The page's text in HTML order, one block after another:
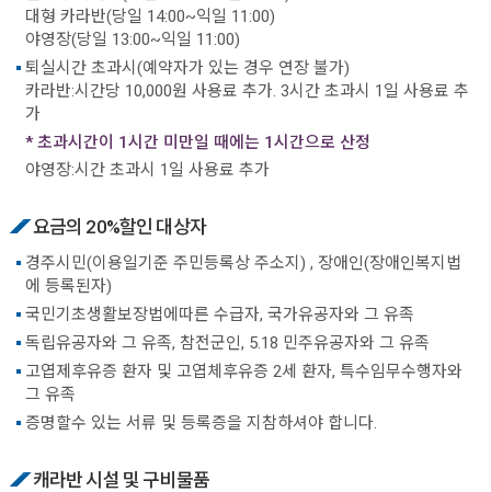
대형 카라반(당일 14:00~익일 11:00)
야영장(당일 13:00~익일 11:00)
퇴실시간 초과시(예약자가 있는 경우 연장 불가)
카라반:시간당 10,000원 사용료 추가. 3시간 초과시 1일 사용료 추
가
* 초과시간이 1시간 미만일 때에는 1시간으로 산정
야영장:시간 초과시 1일 사용료 추가
요금의 20%할인 대상자
경주시민(이용일기준 주민등록상 주소지) , 장애인(장애인복지법
에 등록된자)
국민기초생활보장법에따른 수급자, 국가유공자와 그 유족
독립유공자와 그 유족, 참전군인, 5.18 민주유공자와 그 유족
고엽제후유증 환자 및 고엽체후유증 2세 환자, 특수임무수행자와
그 유족
증명할수 있는 서류 및 등록증을 지참하셔야 합니다.
캐라반 시설 및 구비물품